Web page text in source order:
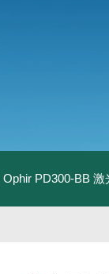
Ophir PD300-BB